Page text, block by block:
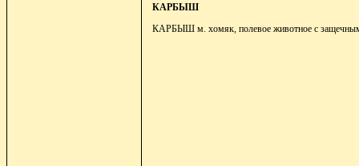
КАРБЫШ
КАРБЫШ м. хомяк, полевое животное с